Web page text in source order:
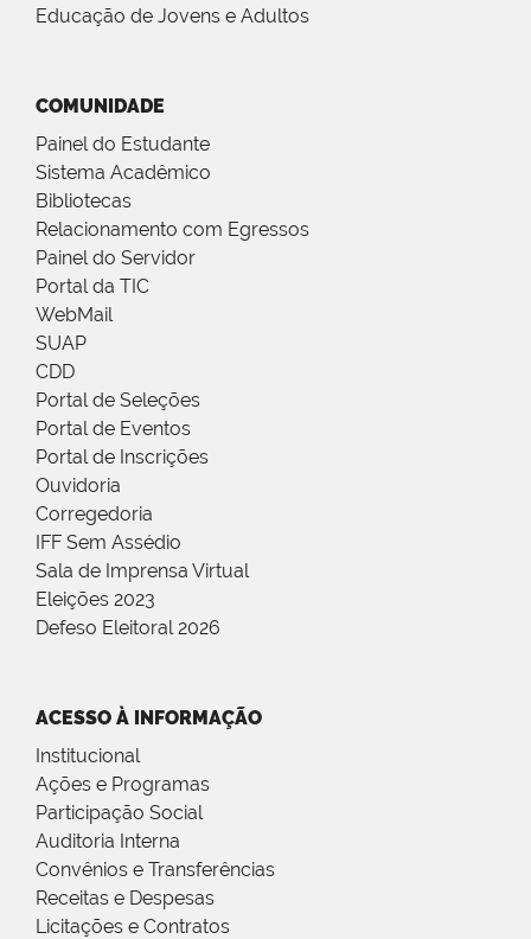
Educação de Jovens e Adultos
COMUNIDADE
Painel do Estudante
Sistema Acadêmico
Bibliotecas
Relacionamento com Egressos
Painel do Servidor
Portal da TIC
WebMail
SUAP
CDD
Portal de Seleções
Portal de Eventos
Portal de Inscrições
Ouvidoria
Corregedoria
IFF Sem Assédio
Sala de Imprensa Virtual
Eleições 2023
Defeso Eleitoral 2026
ACESSO À INFORMAÇÃO
Institucional
Ações e Programas
Participação Social
Auditoria Interna
Convênios e Transferências
Receitas e Despesas
Licitações e Contratos